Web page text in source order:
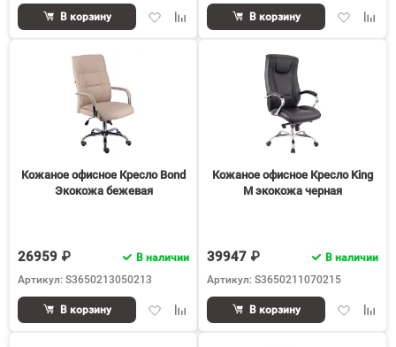
ДобавитьДобавить
В корзину
Добавить
В корзину
Кожаное офисное Кресло Bond
Экокожа бежевая
26959 ₽
В наличии
Артикул: S3650213050213
ДобавитьДобавить
В корзину
Кожаное офисное Кресло King
М экокожа черная
39947 ₽
В наличии
Артикул: S3650211070215
Добавить
В корзину